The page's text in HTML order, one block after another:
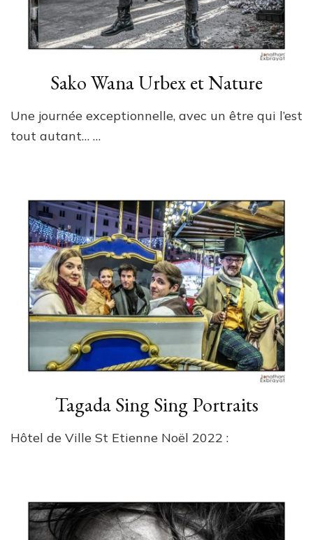
Sako Wana Urbex et Nature
Une journée exceptionnelle, avec un être qui l’est
tout autant… …
Tagada Sing Sing Portraits
Hôtel de Ville St Etienne Noël 2022 :